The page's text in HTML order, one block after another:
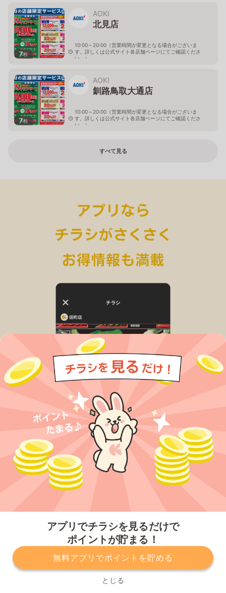
アプリでチラシを見るだけで
ポイントが貯まる！
無料アプリでポイントを貯める
とじる
7枚
AOKI
北見店
10:00～20:00（営業時間が変更となる場合がございま
す。詳しくは公式サイト各店舗ページにてご確認くださ
い。）
7枚
AOKI
釧路鳥取大通店
10:00～20:00（営業時間が変更となる場合がございま
す。詳しくは公式サイト各店舗ページにてご確認くださ
い。）
すべて見る
プライバシーポリシー 利用規約
運営会社
サービスに関してのお問い合わせ